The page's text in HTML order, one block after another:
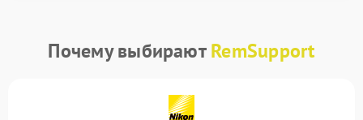
Почему выбираютRemSupport